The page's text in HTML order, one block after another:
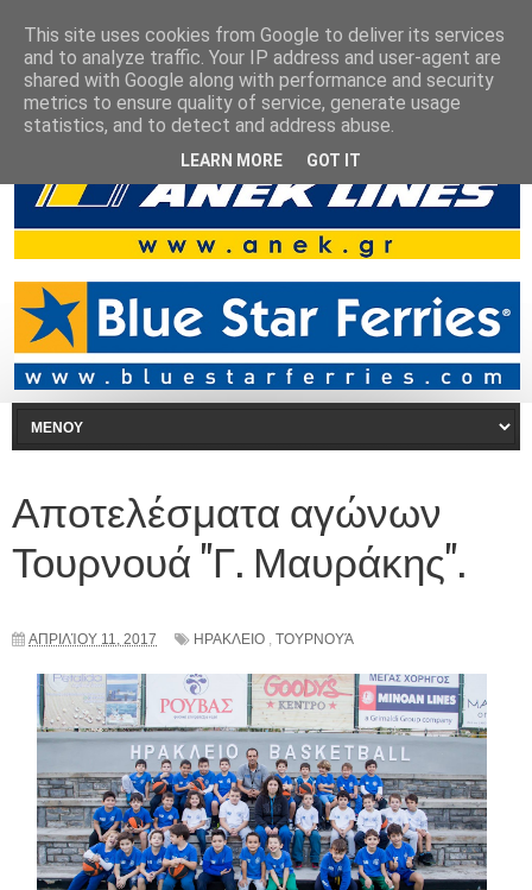
Αποτελέσματα αγώνων
Τουρνουά "Γ. Μαυράκης".
ΑΠΡΙΛΊΟΥ 11, 2017 ΗΡΑΚΛΕΙΟ , ΤΟΥΡΝΟΥΆ
This site uses cookies from Google to deliver its services
and to analyze traffic. Your IP address and user-agent are
shared with Google along with performance and security
metrics to ensure quality of service, generate usage
statistics, and to detect and address abuse.
LEARN MORE GOT IT